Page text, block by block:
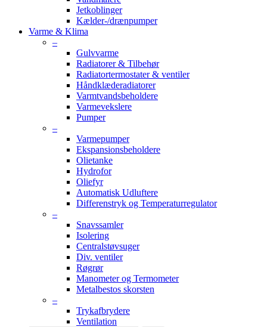
Jetkoblinger
Kælder-/drænpumper
Varme & Klima
–
Gulvvarme
Radiatorer & Tilbehør
Radiatortermostater & ventiler
Håndklæderadiatorer
Varmtvandsbeholdere
Varmevekslere
Pumper
–
Varmepumper
Ekspansionsbeholdere
Olietanke
Hydrofor
Oliefyr
Automatisk Udluftere
Differenstryk og Temperaturregulator
–
Snavssamler
Isolering
Centralstøvsuger
Div. ventiler
Røgrør
Manometer og Termometer
Metalbestos skorsten
–
Trykafbrydere
Ventilation